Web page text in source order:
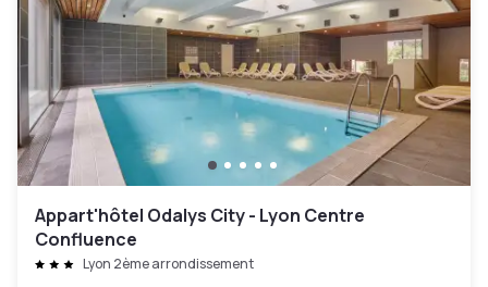
Appart'hôtel Odalys City - Lyon Centre
Confluence
Lyon 2ème arrondissement